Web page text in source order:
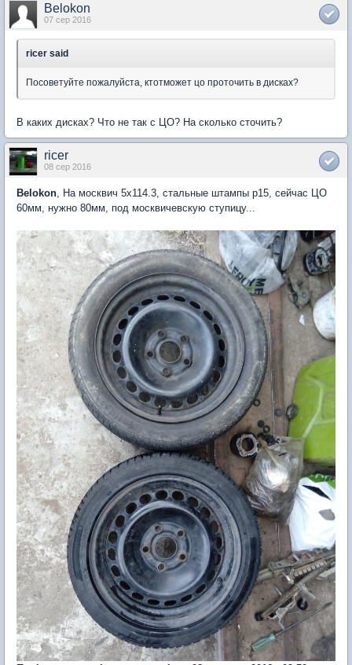
Belokon
07 сер 2016
ricer said
Посоветуйте пожалуйста, ктотможет цо проточить в дисках?
В каких дисках? Что не так с ЦО? На сколько сточить?
ricer
08 сер 2016
Belokon , На москвич 5х114.3, стальные штампы р15, сейчас ЦО
60мм, нужно 80мм, под москвичевскую ступицу...